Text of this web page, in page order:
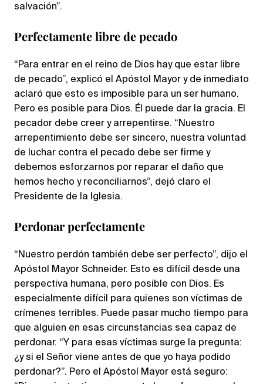
salvación”.
Perfectamente libre de pecado
“Para entrar en el reino de Dios hay que estar libre
de pecado”, explicó el Apóstol Mayor y de inmediato
aclaró que esto es imposible para un ser humano.
Pero es posible para Dios. Él puede dar la gracia. El
pecador debe creer y arrepentirse. “Nuestro
arrepentimiento debe ser sincero, nuestra voluntad
de luchar contra el pecado debe ser firme y
debemos esforzarnos por reparar el daño que
hemos hecho y reconciliarnos”, dejó claro el
Presidente de la Iglesia.
Perdonar perfectamente
“Nuestro perdón también debe ser perfecto”, dijo el
Apóstol Mayor Schneider. Esto es difícil desde una
perspectiva humana, pero posible con Dios. Es
especialmente difícil para quienes son víctimas de
crímenes terribles. Puede pasar mucho tiempo para
que alguien en esas circunstancias sea capaz de
perdonar. “Y para esas víctimas surge la pregunta:
¿y si el Señor viene antes de que yo haya podido
perdonar?”. Pero el Apóstol Mayor está seguro: